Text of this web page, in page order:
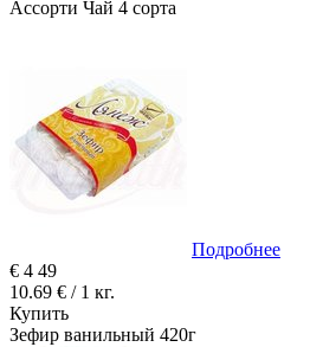
Ассорти Чай 4 сорта
Подробнее
€ 4 49
10.69 € / 1 кг.
Купить
Зефир ванильный 420г